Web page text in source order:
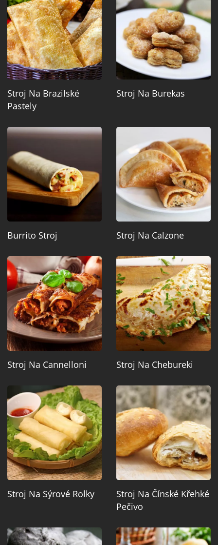
Stroj Na Brazilské
Pastely
Stroj Na Burekas
Burrito Stroj Stroj Na Calzone
Stroj Na Cannelloni Stroj Na Chebureki
Stroj Na Sýrové Rolky
Stroj Na Čínské Křehké
Pečivo